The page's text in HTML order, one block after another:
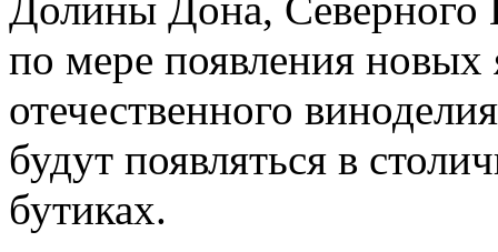
Долины Дона, Северного
по мере появления новых
отечественного
будут появляться в
бутиках.